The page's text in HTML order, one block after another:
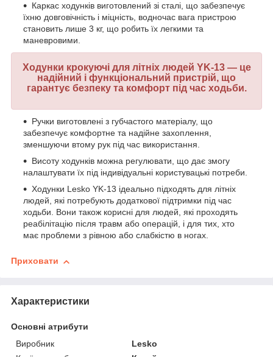
Каркас ходунків виготовлений зі сталі, що забезпечує
їхню довговічність і міцність, водночас вага пристрою
становить лише 3 кг, що робить їх легкими та
маневровими.
Ходунки крокуючі для літніх людей YK-13 — це
надійний і функціональний пристрій, що
гарантує безпеку та комфорт під час ходьби.
Ручки виготовлені з губчастого матеріалу, що
забезпечує комфортне та надійне захоплення,
зменшуючи втому рук під час використання.
Висоту ходунків можна регулювати, що дає змогу
налаштувати їх під індивідуальні користувацькі потреби.
Ходунки Lesko YK-13 ідеально підходять для літніх
людей, які потребують додаткової підтримки під час
ходьби. Вони також корисні для людей, які проходять
реабілітацію після травм або операцій, і для тих, хто
має проблеми з рівною або слабкістю в ногах.
Приховати
Характеристики
Основні атрибути
Виробник
Lesko